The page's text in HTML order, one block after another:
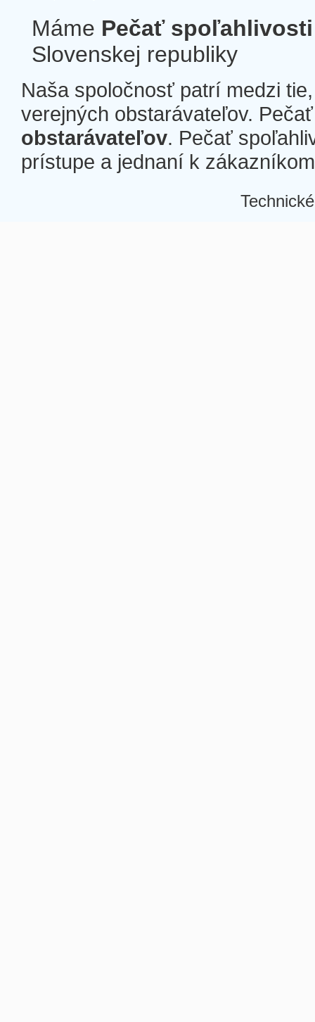
Máme Pečať spoľahlivosti
Slovenskej republiky
Naša spoločnosť patrí medzi
verejných obstarávateľov.
obstarávateľov. Pečať
prístupe a jednaní k